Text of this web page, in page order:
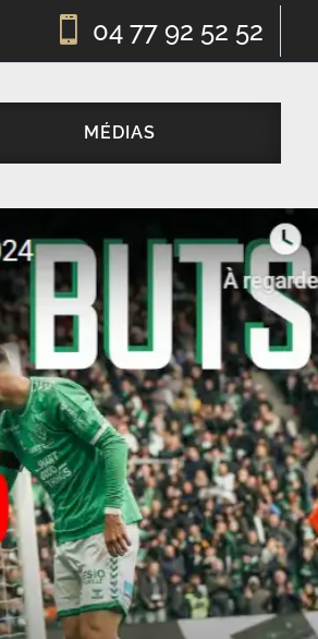
 04 77 92 52 52
MÉDIAS